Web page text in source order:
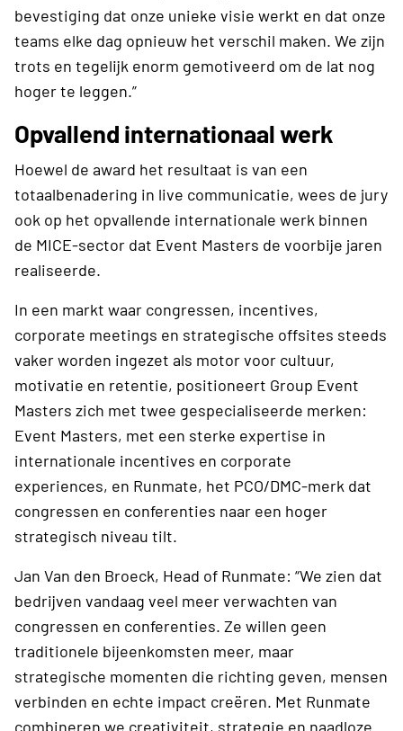
bevestiging dat onze unieke visie werkt en dat onze
teams elke dag opnieuw het verschil maken. We zijn
trots en tegelijk enorm gemotiveerd om de lat nog
hoger te leggen.”
Opvallend internationaal werk
Hoewel de award het resultaat is van een
totaalbenadering in live communicatie, wees de jury
ook op het opvallende internationale werk binnen
de MICE-sector dat Event Masters de voorbije jaren
realiseerde.
In een markt waar congressen, incentives,
corporate meetings en strategische offsites steeds
vaker worden ingezet als motor voor cultuur,
motivatie en retentie, positioneert Group Event
Masters zich met twee gespecialiseerde merken:
Event Masters, met een sterke expertise in
internationale incentives en corporate
experiences, en Runmate, het PCO/DMC-merk dat
congressen en conferenties naar een hoger
strategisch niveau tilt.
Jan Van den Broeck, Head of Runmate: “We zien dat
bedrijven vandaag veel meer verwachten van
congressen en conferenties. Ze willen geen
traditionele bijeenkomsten meer, maar
strategische momenten die richting geven, mensen
verbinden en echte impact creëren. Met Runmate
combineren we creativiteit, strategie en naadloze